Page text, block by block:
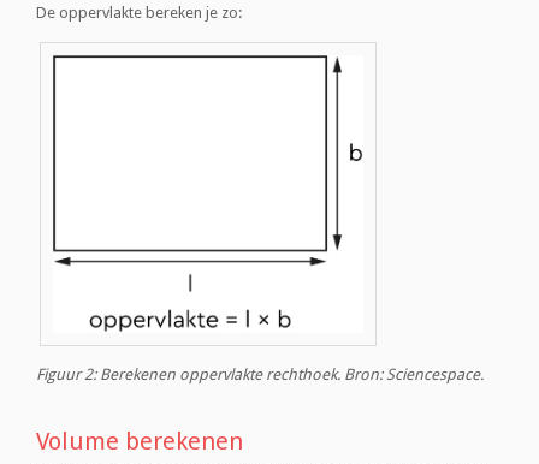
De oppervlakte bereken je zo:
Figuur 2: Berekenen oppervlakte rechthoek. Bron: Sciencespace.
Volume berekenen